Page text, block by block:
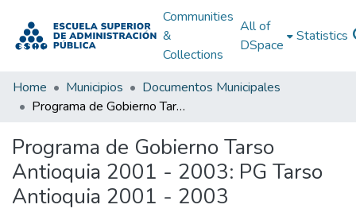
Communities
&
Collections
All of
DSpace
Statistics
Home Municipios
Documentos Municipales
Programa de Gobierno Tarso Antioquia 2001 - 2003: PG Tarso Antioquia 2001 - 2003
Programa de Gobierno Tarso
Antioquia 2001 - 2003: PG Tarso
Antioquia 2001 - 2003